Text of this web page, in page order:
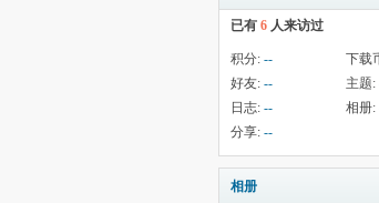
已有 6 人来访过
积分: -- 下载
好友: -- 主题:
日志: -- 相册:
分享: --
相册